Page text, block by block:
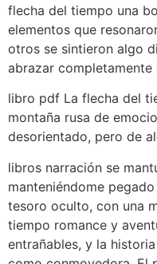
flecha del tiempo una
elementos que
otros se sintieron algo
abrazar completamente
libro pdf La flecha del
montaña rusa de
desorientado, pero de
libros narración se
manteniéndome
tesoro oculto, con una
tiempo romance y
entrañables, y la